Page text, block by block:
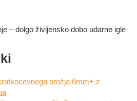
– dolgo življensko dobo udarne igle